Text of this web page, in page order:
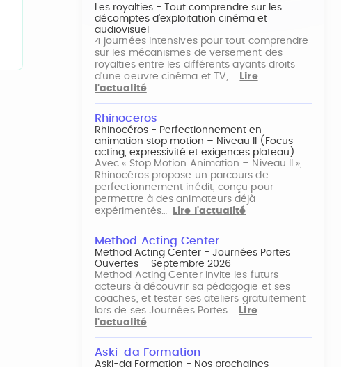
Les royalties - Tout comprendre sur les
décomptes d'exploitation cinéma et
audiovisuel
4 journées intensives pour tout comprendre
sur les mécanismes de versement des
royalties entre les différents ayants droits
d'une oeuvre cinéma et TV,…
Lire
l'actualité
Rhinoceros
Rhinocéros - Perfectionnement en
animation stop motion – Niveau II (Focus
acting, expressivité et exigences plateau)
Avec « Stop Motion Animation – Niveau II »,
Rhinocéros propose un parcours de
perfectionnement inédit, conçu pour
permettre à des animateurs déjà
expérimentés…
Lire l'actualité
Method Acting Center
Method Acting Center - Journées Portes
Ouvertes – Septembre 2026
Method Acting Center invite les futurs
acteurs à découvrir sa pédagogie et ses
coaches, et tester ses ateliers gratuitement
lors de ses Journées Portes…
Lire
l'actualité
Aski-da Formation
Aski-da Formation - Nos prochaines